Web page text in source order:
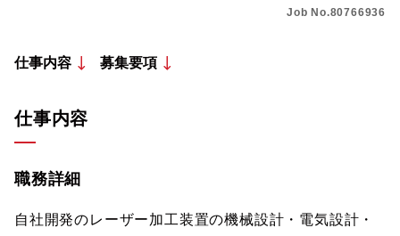
Job No.80766936
仕事内容 募集要項
仕事内容
職務詳細
自社開発のレーザー加工装置の機械設計・電気設計・